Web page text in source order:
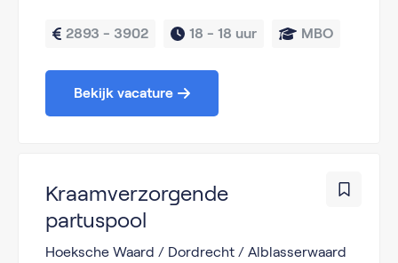
2893 - 3902 18 - 18 uur MBO
Bekijk vacature
Kraamverzorgende
partuspool
Hoeksche Waard / Dordrecht / Alblasserwaard